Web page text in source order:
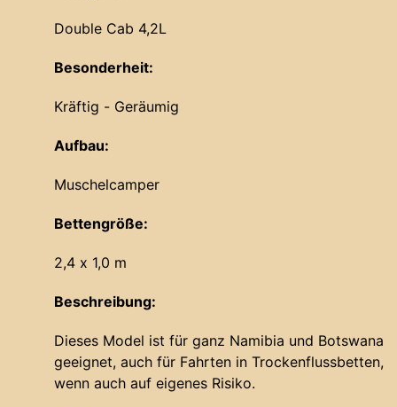
Double Cab 4,2L
Besonderheit:
Kräftig - Geräumig
Aufbau:
Muschelcamper
Bettengröße:
2,4 x 1,0 m
Beschreibung:
Dieses Model ist für ganz Namibia und Botswana
geeignet, auch für Fahrten in Trockenflussbetten,
wenn auch auf eigenes Risiko.